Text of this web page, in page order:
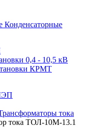
Конденсаторные
0,4 - 10,5 кВ
КРМТ
тока
тока ТОЛ-10М-13.1